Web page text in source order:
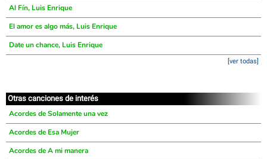
Al Fín, Luis Enrique
El amor es algo más, Luis Enrique
Date un chance, Luis Enrique
[ver todas]
Otras canciones de interés
Acordes de Solamente una vez
Acordes de Esa Mujer
Acordes de A mi manera